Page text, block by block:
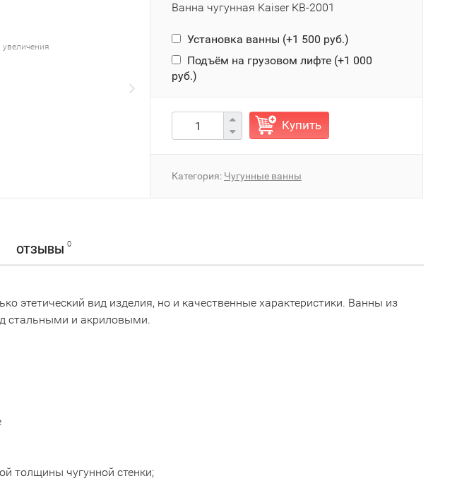
Ванна чугунная Kaiser КВ-2001
Установка ванны (+1 500 руб.)
Подъём на грузовом лифте (+1 000
руб.)
Купить
Категория: Чугунные ванны
ОТЗЫВЫ 0
этетический вид изделия, но и качественные характеристики. Ванны из
стальными и акриловыми.
толщины чугунной стенки;